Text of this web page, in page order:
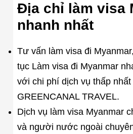
Địa chỉ làm visa
nhanh nhất
Tư vấn làm visa đi
tục Làm visa đi Myanmar
với chi phí dịch vụ thấp nhất
GREENCANAL TRAVEL.
Dịch vụ làm visa Myanmar
và người nước ngoài